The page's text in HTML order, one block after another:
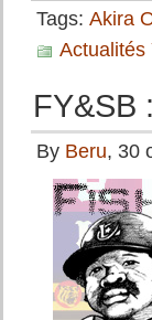
Tags: Akira
Actualités
FY&SB
By Beru, 30